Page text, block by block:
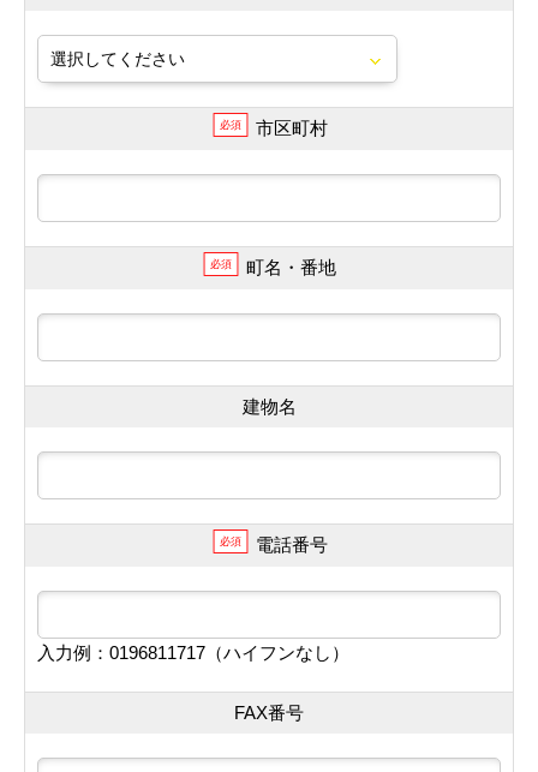
必須 市区町村
必須 町名・番地
建物名
必須 電話番号
入力例：0196811717（ハイフンなし）
FAX番号